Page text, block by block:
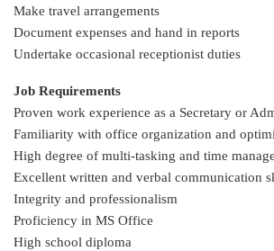
Make travel arrangements
Document expenses and hand in reports
Undertake occasional receptionist duties
Job Requirements
Proven work experience as a Secretary or
Familiarity with office organization and
High degree of multi-tasking and time
Excellent written and verbal communication
Integrity and professionalism
Proficiency in MS Office
High school diploma